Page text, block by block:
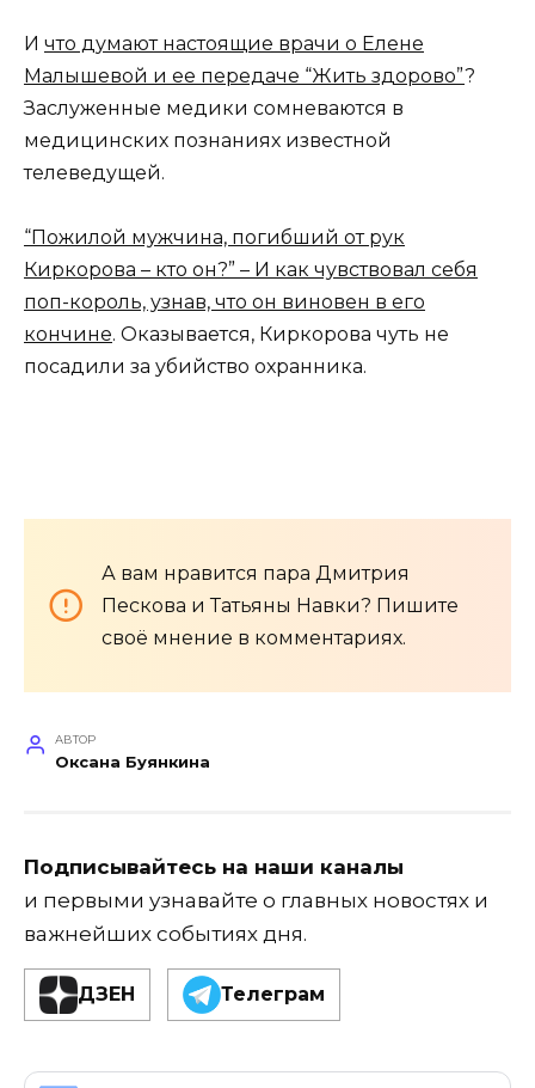
И что думают настоящие врачи о Елене
Малышевой и ее передаче “Жить здорово”?
Заслуженные медики сомневаются в
медицинских познаниях известной
телеведущей.
“Пожилой мужчина, погибший от рук
Киркорова – кто он?” – И как чувствовал себя
поп-король, узнав, что он виновен в его
кончине. Оказывается, Киркорова чуть не
посадили за убийство охранника.
А вам нравится пара Дмитрия
Пескова и Татьяны Навки? Пишите
своё мнение в комментариях.
АВТОР
Оксана Буянкина
Подписывайтесь на наши каналы
и первыми узнавайте о главных новостях и
важнейших событиях дня.
ДЗЕН Телеграм